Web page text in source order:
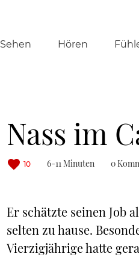
Sehen Hören
Nass im
10 6-11 Minuten 0
Er schätzte seinen Job
selten zu hause.
Vierzigjährige hatte